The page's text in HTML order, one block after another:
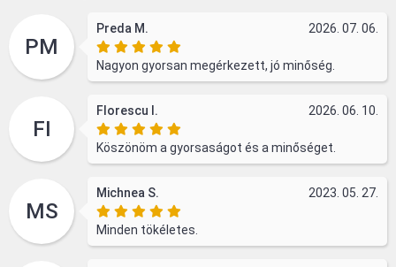
PM
Preda M. 2026. 07. 06.
Nagyon gyorsan megérkezett, jó minőség.
FI
Florescu I. 2026. 06. 10.
Köszönöm a gyorsaságot és a minőséget.
MS
Michnea S. 2023. 05. 27.
Minden tökéletes.